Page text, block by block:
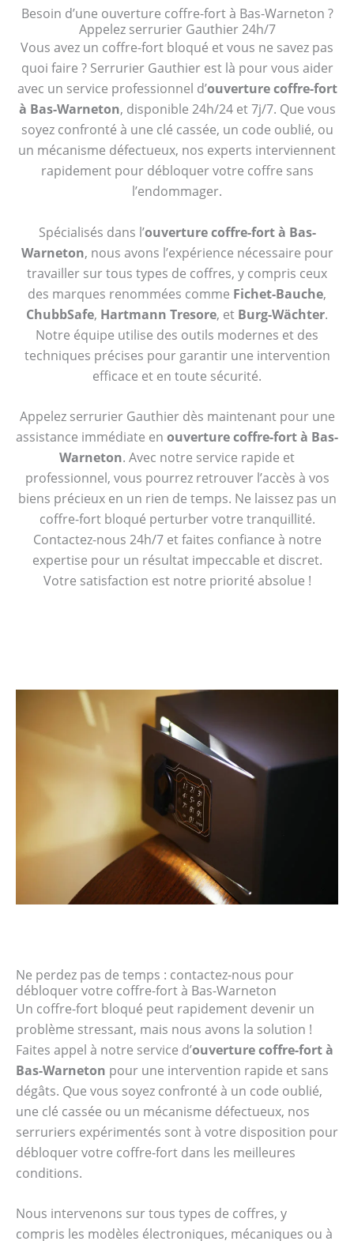
Besoin d’une ouverture coffre-fort à Bas-Warneton ?
Appelez serrurier Gauthier 24h/7
Vous avez un coffre-fort bloqué et vous ne savez pas
quoi faire ? Serrurier Gauthier est là pour vous aider
avec un service professionnel d’ouverture coffre-fort
à Bas-Warneton, disponible 24h/24 et 7j/7. Que vous
soyez confronté à une clé cassée, un code oublié, ou
un mécanisme défectueux, nos experts interviennent
rapidement pour débloquer votre coffre sans
l’endommager.
Spécialisés dans l’ouverture coffre-fort à Bas-
Warneton, nous avons l’expérience nécessaire pour
travailler sur tous types de coffres, y compris ceux
des marques renommées comme Fichet-Bauche,
ChubbSafe, Hartmann Tresore, et Burg-Wächter.
Notre équipe utilise des outils modernes et des
techniques précises pour garantir une intervention
efficace et en toute sécurité.
Appelez serrurier Gauthier dès maintenant pour une
assistance immédiate en ouverture coffre-fort à Bas-
Warneton. Avec notre service rapide et
professionnel, vous pourrez retrouver l’accès à vos
biens précieux en un rien de temps. Ne laissez pas un
coffre-fort bloqué perturber votre tranquillité.
Contactez-nous 24h/7 et faites confiance à notre
expertise pour un résultat impeccable et discret.
Votre satisfaction est notre priorité absolue !
Ne perdez pas de temps : contactez-nous pour
débloquer votre coffre-fort à Bas-Warneton
Un coffre-fort bloqué peut rapidement devenir un
problème stressant, mais nous avons la solution !
Faites appel à notre service d’ouverture coffre-fort à
Bas-Warneton pour une intervention rapide et sans
dégâts. Que vous soyez confronté à un code oublié,
une clé cassée ou un mécanisme défectueux, nos
serruriers expérimentés sont à votre disposition pour
débloquer votre coffre-fort dans les meilleures
conditions.
Nous intervenons sur tous types de coffres, y
compris les modèles électroniques, mécaniques ou à